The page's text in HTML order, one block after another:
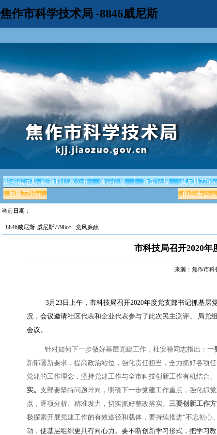
焦作市科学技术局 -8846威尼斯
8846威尼斯-威
尼斯7798cc
政府信息公开 领导信息 政策法规
威尼斯
的公告公示
当前日期：
· 8846威尼斯-威尼斯7798cc - 党风廉政
市科技局召开2020
来源：焦作市
3月 23日上午，市科技局召开2020年度党支部书记抓基层
况， 会议邀请社区代表和企业代表参与了此次民主测评。
局党
会议。
针对如何下一步做好基层党建工作，杜安禄同志指出：一
新部署新要求，提高政治站位，强化责任担当，全力抓好各项
党建的工作理念，坚持党建工作与全市科技创新工作有机结合
实。 支部要坚持问题导向，明确下一步党建工作重点，强化抓
点，逐项分析、精准发力，切实抓好整改落实。 三要创新工作
极探索开展党建工作的有效途径和载体，要持续推进“不忘初
动， 使基层组织更具有向心力。要不断创新学习形式，把学习